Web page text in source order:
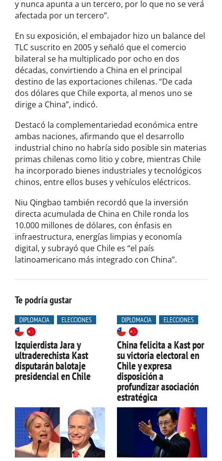
y nunca apunta a un tercero, por lo que no se verá
afectada por un tercero”.
En su exposición, el embajador hizo un balance del
TLC suscrito en 2005 y señaló que el comercio
bilateral se ha multiplicado por ocho en dos
décadas, convirtiendo a China en el principal
destino de las exportaciones chilenas. “De cada
dos dólares que Chile exporta, al menos uno se
dirige a China”, indicó.
Destacó la complementariedad económica entre
ambas naciones, afirmando que el desarrollo
industrial chino no habría sido posible sin materias
primas chilenas como litio y cobre, mientras Chile
ha incorporado bienes industriales y tecnológicos
chinos, entre ellos buses y vehículos eléctricos.
Niu Qingbao también recordó que la inversión
directa acumulada de China en Chile ronda los
10.000 millones de dólares, con énfasis en
infraestructura, energías limpias y economía
digital, y subrayó que Chile es “el país
latinoamericano más integrado con China”.
Te podría gustar
DIPLOMACIA ELECCIONES
Izquierdista Jara y
ultraderechista Kast
disputarán balotaje
presidencial en Chile
DIPLOMACIA ELECCIONES
China felicita a Kast por
su victoria electoral en
Chile y expresa
disposición a
profundizar asociación
estratégica